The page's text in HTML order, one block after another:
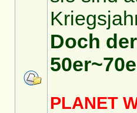
Doch
PLANET